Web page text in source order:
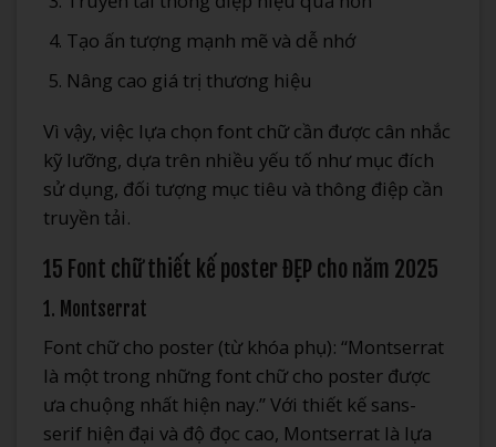
Tạo ấn tượng mạnh mẽ và dễ nhớ
Nâng cao giá trị thương hiệu
Vì vậy, việc lựa chọn font chữ cần được cân nhắc
kỹ lưỡng, dựa trên nhiều yếu tố như mục đích
sử dụng, đối tượng mục tiêu và thông điệp cần
truyền tải.
15 Font chữ thiết kế poster ĐẸP cho năm 2025
1. Montserrat
Font chữ cho poster (từ khóa phụ): “Montserrat
là một trong những font chữ cho poster được
ưa chuộng nhất hiện nay.” Với thiết kế sans-
serif hiện đại và độ đọc cao, Montserrat là lựa